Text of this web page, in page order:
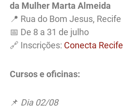
da Mulher Marta Almeida
📍 Rua do Bom Jesus, Recife
📅 De 8 a 31 de julho
🔗 Inscrições: Conecta Recife
Cursos e oficinas:
📌 Dia 02/08